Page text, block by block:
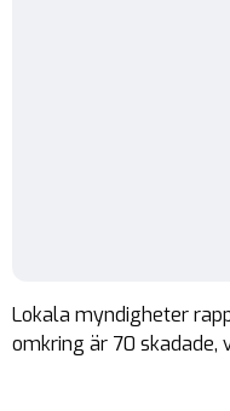
Lokala myndigheter
omkring är 70 skadade,